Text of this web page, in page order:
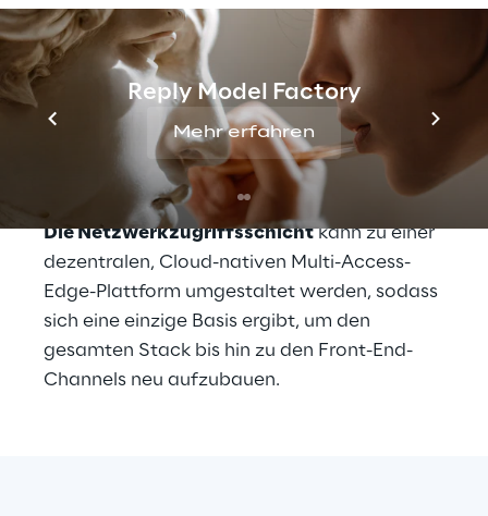
Reply Model Factory
Mehr erfahren
Um den Anschluss zu Hyperscalern nicht zu
verlieren müssen die Betreiber
Technologie-Fundament für die Zukunft
rüsten. Angefangen bei dem Asset, über
das nur netzwerkbasierte Telcos verfügen:
Die Netzwerkzugriffsschicht.
Die Netzwerkzugriffsschicht kann zu einer
dezentralen, Cloud-nativen Multi-Access-
Edge-Plattform umgestaltet werden, sodass
sich eine einzige Basis ergibt, um den
gesamten Stack bis hin zu den Front-End-
Channels neu aufzubauen.